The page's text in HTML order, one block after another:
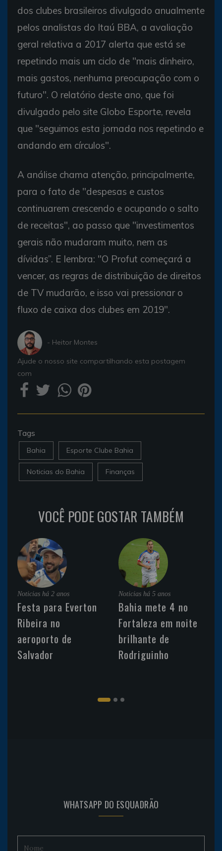
dos clubes brasileiros divulgado anualmente
pelos analistas do Itaú BBA, a avaliação
geral relativa a 2017 alerta que está se
repetindo mais um ciclo de "mais dinheiro,
mais gastos, nenhuma preocupação com o
futuro". O relatório deste ano, que foi
divulgado pelo site Globo Esporte, revela
que "seguimos esta jornada nos repetindo e
andando em círculos".
A análise chama atenção, principalmente,
para o fato de "despesas e custos
continuarem crescendo e ocupando o salto
de receitas", ao passo que "investimentos
gerais não mudaram muito, nem as
dívidas”. E lembra: "O Profut começará a
vencer, as regras de distribuição de direitos
de TV mudarão, e isso vai pressionar o
fluxo de caixa dos clubes em 2019".
- Heitor Montes
Ajude o nosso site compartilhando esta postagem
com
Tags
Bahia Esporte Clube Bahia
Noticias do Bahia Finanças
VOCÊ PODE GOSTAR TAMBÉM
Noticias há 2 anos
Festa para Everton
Ribeira no
aeroporto de
Salvador
Noticias há 5 anos
Bahia mete 4 no
Fortaleza em noite
brilhante de
Rodriguinho
WHATSAPP DO ESQUADRÃO